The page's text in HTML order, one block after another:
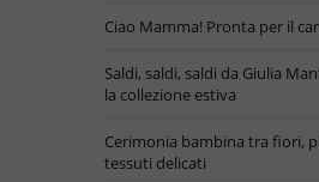
Ciao Mamma! Pronta per il
Saldi, saldi, saldi da Giulia
la collezione estiva
Cerimonia bambina tra fiori,
tessuti delicati